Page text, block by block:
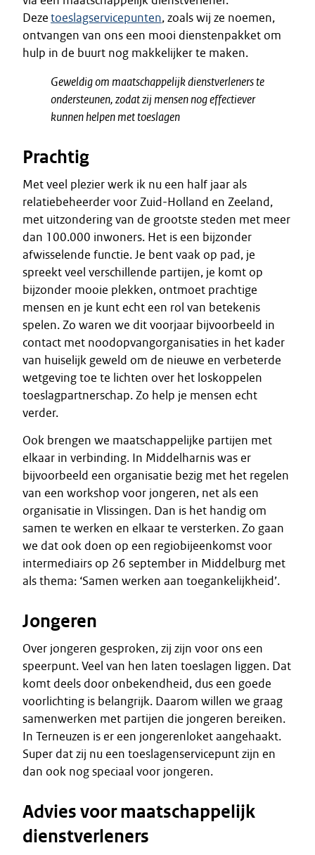
Dezetoeslagservicepunten, zoals wij ze noemen,
ontvangen van ons een mooi dienstenpakket om
hulp in de buurt nog makkelijker te maken.
Geweldig om maatschappelijk dienstverleners te
ondersteunen, zodat zij mensen nog effectiever
kunnen helpen met toeslagen
Prachtig
Met veel plezier werk ik nu een half jaar als
relatiebeheerder voor Zuid-Holland en Zeeland,
met uitzondering van de grootste steden met meer
dan 100.000 inwoners. Het is een bijzonder
afwisselende functie. Je bent vaak op pad, je
spreekt veel verschillende partijen, je komt op
bijzonder mooie plekken, ontmoet prachtige
mensen en je kunt echt een rol van betekenis
spelen. Zo waren we dit voorjaar bijvoorbeeld in
contact met noodopvangorganisaties in het kader
van huiselijk geweld om de nieuwe en verbeterde
wetgeving toe te lichten over het loskoppelen
toeslagpartnerschap. Zo help je mensen echt
verder.
Ook brengen we maatschappelijke partijen met
elkaar in verbinding. In Middelharnis was er
bijvoorbeeld een organisatie bezig met het regelen
van een workshop voor jongeren, net als een
organisatie in Vlissingen. Dan is het handig om
samen te werken en elkaar te versterken. Zo gaan
we dat ook doen op een regiobijeenkomst voor
intermediairs op 26 september in Middelburg met
als thema: ‘Samen werken aan toegankelijkheid’.
Jongeren
Over jongeren gesproken, zij zijn voor ons een
speerpunt. Veel van hen laten toeslagen liggen. Dat
komt deels door onbekendheid, dus een goede
voorlichting is belangrijk. Daarom willen we graag
samenwerken met partijen die jongeren bereiken.
In Terneuzen is er een jongerenloket aangehaakt.
Super dat zij nu een toeslagenservicepunt zijn en
dan ook nog speciaal voor jongeren.
Advies voor maatschappelijk
dienstverleners